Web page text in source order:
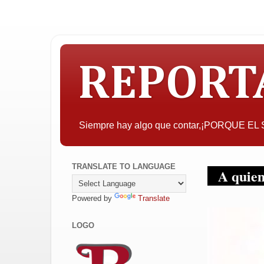
Siempre hay algo que contar,¡PORQUE
A quien pueda
TRANSLATE TO LANGUAGE
Powered by Translate
LOGO